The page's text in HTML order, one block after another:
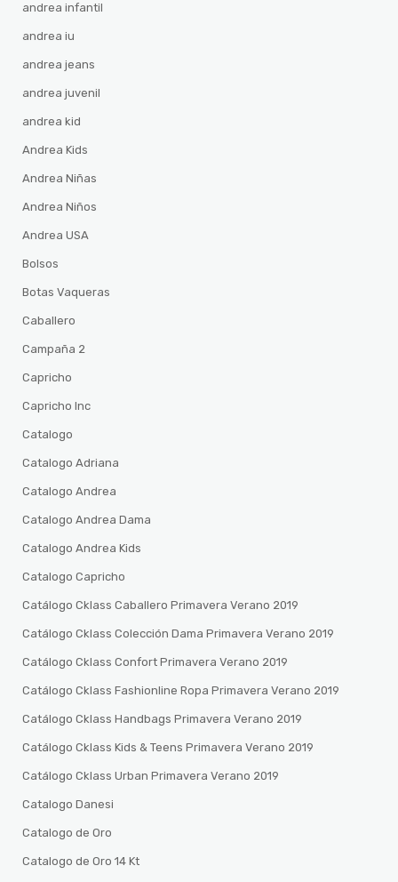
andrea infantil
andrea iu
andrea jeans
andrea juvenil
andrea kid
Andrea Kids
Andrea Niñas
Andrea Niños
Andrea USA
Bolsos
Botas Vaqueras
Caballero
Campaña 2
Capricho
Capricho Inc
Catalogo
Catalogo Adriana
Catalogo Andrea
Catalogo Andrea Dama
Catalogo Andrea Kids
Catalogo Capricho
Catálogo Cklass Caballero Primavera Verano 2019
Catálogo Cklass Colección Dama Primavera Verano 2019
Catálogo Cklass Confort Primavera Verano 2019
Catálogo Cklass Fashionline Ropa Primavera Verano 2019
Catálogo Cklass Handbags Primavera Verano 2019
Catálogo Cklass Kids & Teens Primavera Verano 2019
Catálogo Cklass Urban Primavera Verano 2019
Catalogo Danesi
Catalogo de Oro
Catalogo de Oro 14 Kt